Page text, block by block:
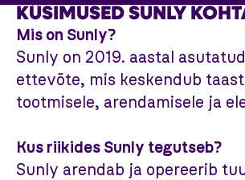
KÜSIMUSED SUNLY
Mis on Sunly?
Sunly on 2019. aastal
ettevõte, mis keskendub
tootmisele, arendamisele ja
Kus riikides Sunly tegutseb?
Sunly arendab ja opereerib